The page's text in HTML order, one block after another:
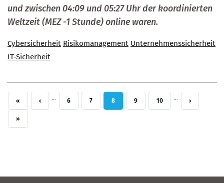
und zwischen 04:09 und 05:27 Uhr der koordinierten
Weltzeit (MEZ -1 Stunde) online waren.
Cybersicherheit Risikomanagement Unternehmenssicherheit
IT-Sicherheit
ERSTE SEITE
« VORHERIGE SEITE
‹ … SEITE
6 SEITE
7 AKTUELLE SEITE
8 SEITE
9 SEITE
10 … NÄCHSTE
›
LETZTE SEITE
»